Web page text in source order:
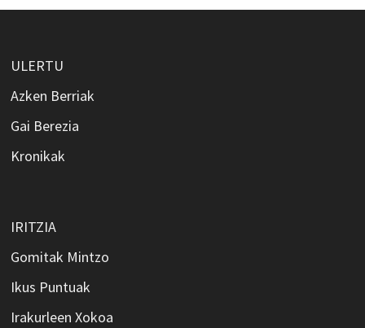
ULERTU
Azken Berriak
Gai Berezia
Kronikak
IRITZIA
Gomitak Mintzo
Ikus Puntuak
Irakurleen Xokoa